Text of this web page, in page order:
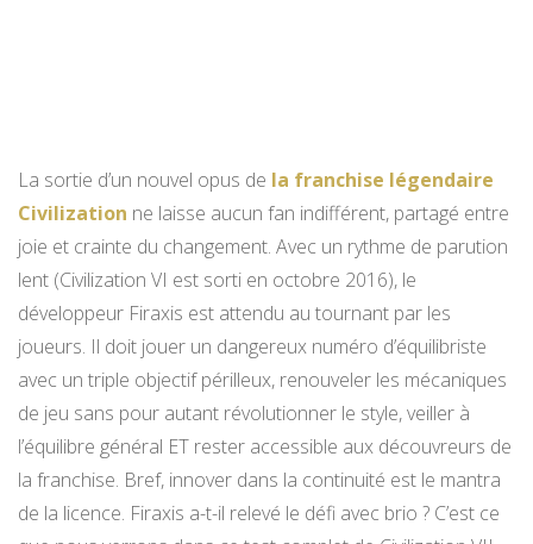
La sortie d’un nouvel opus de la franchise légendaire
Civilization ne laisse aucun fan indifférent, partagé entre
joie et crainte du changement. Avec un rythme de parution
lent (Civilization VI est sorti en octobre 2016), le
développeur Firaxis est attendu au tournant par les
joueurs. Il doit jouer un dangereux numéro d’équilibriste
avec un triple objectif périlleux, renouveler les mécaniques
de jeu sans pour autant révolutionner le style, veiller à
l’équilibre général ET rester accessible aux découvreurs de
la franchise. Bref, innover dans la continuité est le mantra
de la licence. Firaxis a-t-il relevé le défi avec brio ? C’est ce